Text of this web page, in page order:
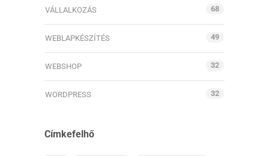
VÁLLALKOZÁS 68
WEBLAPKÉSZÍTÉS 49
WEBSHOP 32
WORDPRESS 32
Címkefelhő